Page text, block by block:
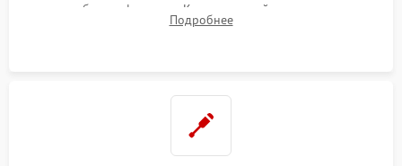
патрубках и фильтрах. Компонентный ремонт платы
управления, восстановление поврежденной проводки.
Подробнее